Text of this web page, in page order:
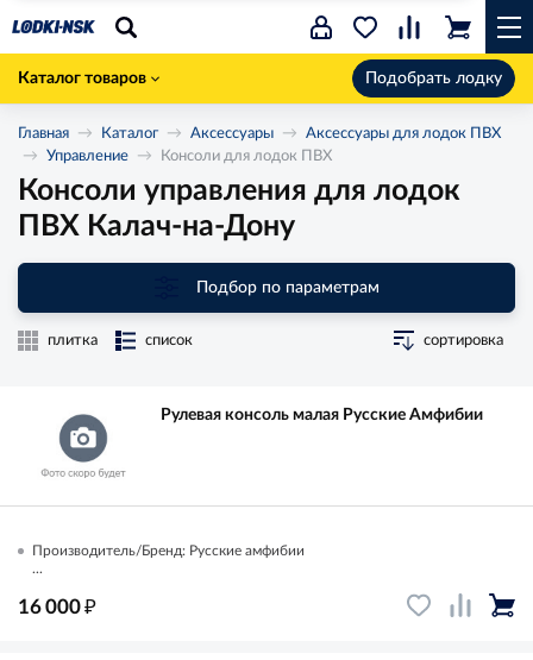
Каталог товаров Подобрать лодку
Главная Каталог Аксессуары
Аксессуары для лодок ПВХ
Управление
Консоли для лодок ПВХ
Консоли управления для лодок
ПВХ Калач-на-Дону
Подбор по параметрам
плитка список сортировка
Рулевая консоль малая Русские Амфибии
Производитель/Бренд: Русские амфибии
...
16 000₽